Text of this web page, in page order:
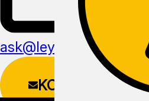
ask@leyline.li
KONTAKTIVORM